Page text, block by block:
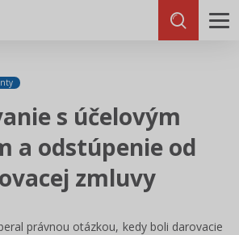
s účelovým
a odstúpenie od
zmluvy
právnou otázkou, kedy boli darovacie